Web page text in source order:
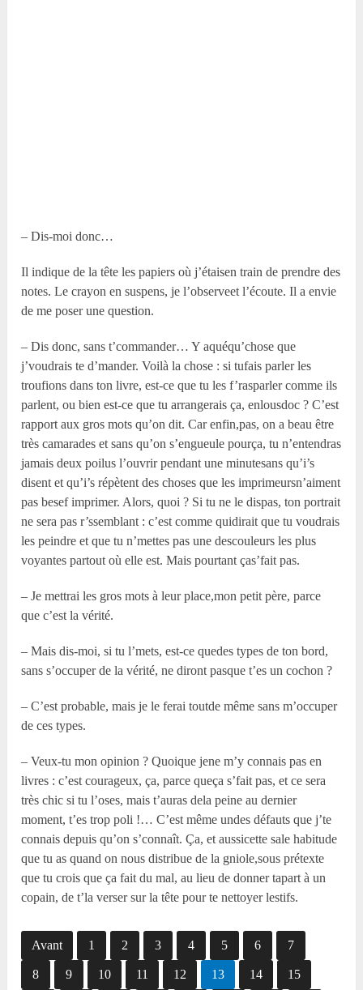
– Dis-moi donc…
Il indique de la tête les papiers où j’étaisen train de prendre des
notes. Le crayon en suspens, je l’observeet l’écoute. Il a envie
de me poser une question.
– Dis donc, sans t’commander… Y aquéqu’chose que
j’voudrais te d’mander. Voilà la chose : si tufais parler les
troufions dans ton livre, est-ce que tu les f’rasparler comme ils
parlent, ou bien est-ce que tu arrangerais ça, enlousdoc ? C’est
rapport aux gros mots qu’on dit. Car enfin,pas, on a beau être
très camarades et sans qu’on s’engueule pourça, tu n’entendras
jamais deux poilus l’ouvrir pendant une minutesans qu’i’s
disent et qu’i’s répètent des choses que les imprimeursn’aiment
pas besef imprimer. Alors, quoi ? Si tu ne le dispas, ton portrait
ne sera pas r’ssemblant : c’est comme quidirait que tu voudrais
les peindre et que tu n’mettes pas une descouleurs les plus
voyantes partout où elle est. Mais pourtant ças’fait pas.
– Je mettrai les gros mots à leur place,mon petit père, parce
que c’est la vérité.
– Mais dis-moi, si tu l’mets, est-ce quedes types de ton bord,
sans s’occuper de la vérité, ne diront pasque t’es un cochon ?
– C’est probable, mais je le ferai toutde même sans m’occuper
de ces types.
– Veux-tu mon opinion ? Quoique jene m’y connais pas en
livres : c’est courageux, ça, parce queça s’fait pas, et ce sera
très chic si tu l’oses, mais t’auras dela peine au dernier
moment, t’es trop poli !… C’est même undes défauts que j’te
connais depuis qu’on s’connaît. Ça, et aussicette sale habitude
que tu as quand on nous distribue de la gniole,sous prétexte
que tu crois que ça fait du mal, au lieu de donner tapart à un
copain, de t’la verser sur la tête pour te nettoyer lestifs.
Avant 1 2 3 4 5 6 7
8 9 10 11 12 13 14 15